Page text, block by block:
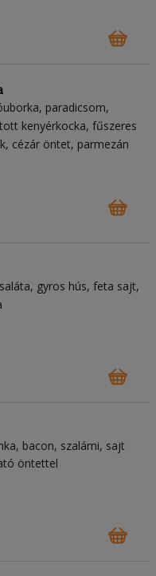
paradicsom
kenyérkocka fűszeres
cézár öntet parmezán
gyros hús feta sajt
bacon szalámi sajt
öntettel